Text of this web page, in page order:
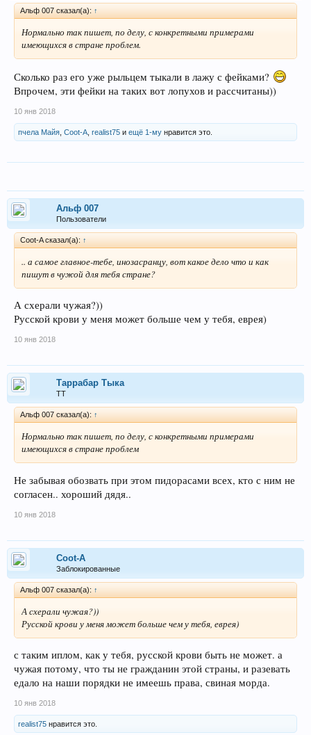
Альф 007 сказал(а): ↑
Нормально так пишет, по делу, с конкретными примерами
имеющихся в стране проблем.
Сколько раз его уже рыльцем тыкали в лажу с фейками?
Впрочем, эти фейки на таких вот лопухов и рассчитаны))
10 янв 2018
пчела Майя Coot-A realist75 и ещё 1-му нравится это.
Альф 007
Пользователи
Coot-A сказал(а): ↑
.. а самое главное-тебе, инозасранцу, вот какое дело что и как
пишут в чужой для тебя стране?
А схерали чужая?))
Русской крови у меня может больше чем у тебя, еврея)
10 янв 2018
Таррабар Тыка
ТТ
Альф 007 сказал(а): ↑
Нормально так пишет, по делу, с конкретными примерами
имеющихся в стране проблем
Не забывая обозвать при этом пидорасами всех, кто с ним не
согласен.. хороший дядя..
10 янв 2018
Coot-A
Заблокированные
Альф 007 сказал(а): ↑
А схерали чужая?))
Русской крови у меня может больше чем у тебя, еврея)
с таким иплом, как у тебя, русской крови быть не может. а
чужая потому, что ты не гражданин этой страны, и разевать
едало на наши порядки не имеешь права, свиная морда.
10 янв 2018
realist75 нравится это.